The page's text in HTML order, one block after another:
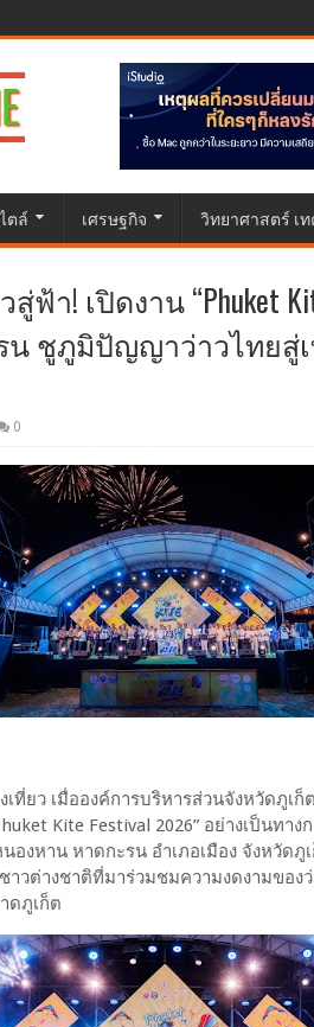
ตล์ เศรษฐกิจ วิทยาศาสตร์ เ
า! เปิดงาน “Phuket
ชูภูมิปัญญาว่าวไทยสู่
0
ที่ยว เมื่อองค์การบริหารส่วนจังหวัดภูเ
Kite Festival 2026” อย่างเป็นทาง
งหาน หาดกะรน อำเภอเมือง จังหวัดภู
าวต่างชาติที่มาร่วมชมความงดงามขอ
ดภูเก็ต